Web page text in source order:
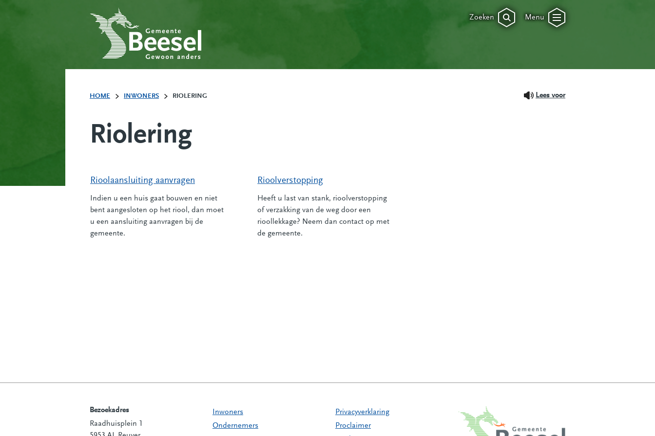
Zoeken Menu
HOME INWONERS RIOLERING Lees voor
Riolering
Rioolaansluiting aanvragen
Indien u een huis gaat bouwen en niet
bent aangesloten op het riool, dan moet
u een aansluiting aanvragen bij de
gemeente.
Rioolverstopping
Heeft u last van stank, rioolverstopping
of verzakking van de weg door een
rioollekkage? Neem dan contact op met
de gemeente.
Contactinformatie
Bezoekadres
Raadhuisplein 1
Inwoners
Ondernemers
Privacyverklaring
Proclaimer